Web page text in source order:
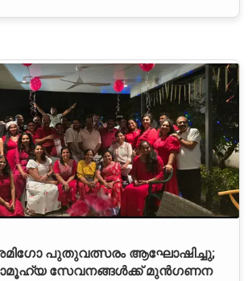
പുതുവത്സരം ആഘോഷിച്ചു;
സേവനങ്ങൾക്ക് മുൻഗണന